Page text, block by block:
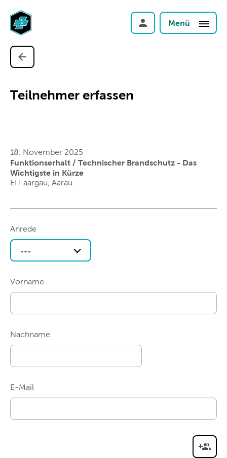
Menü
Teilnehmer erfassen
18. November 2025
Funktionserhalt / Technischer Brandschutz - Das
Wichtigste in Kürze
EIT.aargau, Aarau
Anrede
---
Vorname
Nachname
E-Mail